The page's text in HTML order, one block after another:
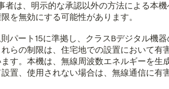
者は、明示的な承認以外の方法による本機
を無効にする可能性があります。
パート15に準拠し、クラスBデジタル機
らの制限は、住宅地での設置において有
す。本機は、無線周波数エネルギーを生
置、使用されない場合は、無線通信に有